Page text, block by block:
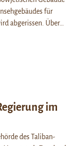
für
abgerissen. Über…
im
des Taliban-